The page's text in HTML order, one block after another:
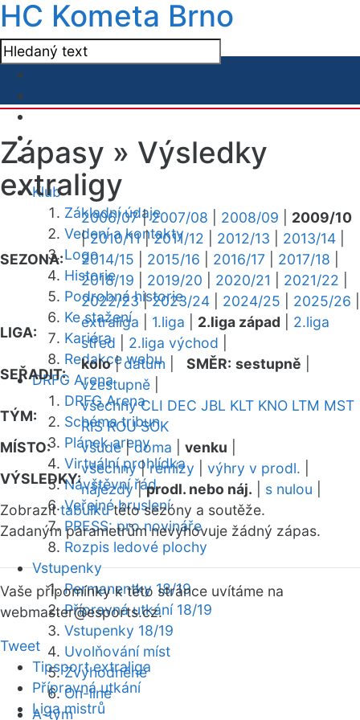
HC Kometa Brno
Klub
Základní údaje
Vedení a kontakty
Logo
Historie
Podrobná historie
Ke stažení
Kariéra
Redakce webu
DRFG Arena
DRFG Arena
Schéma tribun
Plánek areny
Virtuální prohlídka
Návštěvní řád
Veřejné bruslení
PRESS: pro novináře
Rozpis ledové plochy
Vstupenky
Permanentky 18/19
Přípravná utkání 18/19
Vstupenky 18/19
Uvolňování míst
Zvýhodněné
On-line
A-tým
Zápasy » Výsledky
extraligy
SEZONA:
2006/07|2007/08 2008/09
2009/10
|2010/11|2011/12 2012/13 2013/14
2014/15
2015/16 2016/17 2017/18
2018/19
2019/20 2020/21 2021/22
2022/23|2023/24 2024/25 2025/26
LIGA:
extraliga 1.liga 2.liga západ
2.liga
střed
2.liga východ
SEŘADIT:
kolo|datum SMĚR: sestupně
vzestupně
TÝM:
všechny CLI DEC JBL KLT KNO LTM MST
RIS ROU SOK
MÍSTO:
všude|doma venku
VÝSLEDKY:
všechny|remízy výhry v prodl.
nájezdy|prodl. nebo náj. s nulou
Zobrazittabulkutéto sezóny a soutěže.
Zadaným parametrům nevyhovuje žádný zápas.
Vaše připomínky k této stránce uvítáme na
webmaster@esports.cz.
Tweet
Tipsport extraliga
Přípravná utkání
Liga mistrů